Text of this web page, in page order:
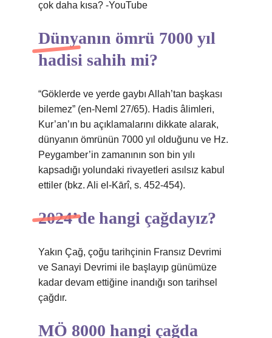
çok daha kısa? -YouTube
Dünyanın ömrü 7000 yıl
hadisi sahih mi?
“Göklerde ve yerde gaybı Allah’tan başkası
bilemez” (en-Neml 27/65). Hadis âlimleri,
Kur’an’ın bu açıklamalarını dikkate alarak,
dünyanın ömrünün 7000 yıl olduğunu ve Hz.
Peygamber’in zamanının son bin yılı
kapsadığı yolundaki rivayetleri asılsız kabul
ettiler (bkz. Ali el-Kārî, s. 452-454).
2024’de hangi çağdayız?
Yakın Çağ, çoğu tarihçinin Fransız Devrimi
ve Sanayi Devrimi ile başlayıp günümüze
kadar devam ettiğine inandığı son tarihsel
çağdır.
MÖ 8000 hangi çağda